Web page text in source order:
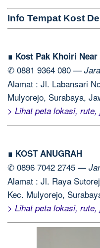
Info Tempat Kost
∎ Kost Pak Khoiri Near
✆ 0881 9364 080 —
Alamat : Jl. Labansari
Mulyorejo, Surabaya,
> Lihat peta lokasi,
∎ KOST ANUGRAH
✆ 0896 7042 2745 —
Alamat : Jl. Raya
Kec. Mulyorejo,
> Lihat peta lokasi,